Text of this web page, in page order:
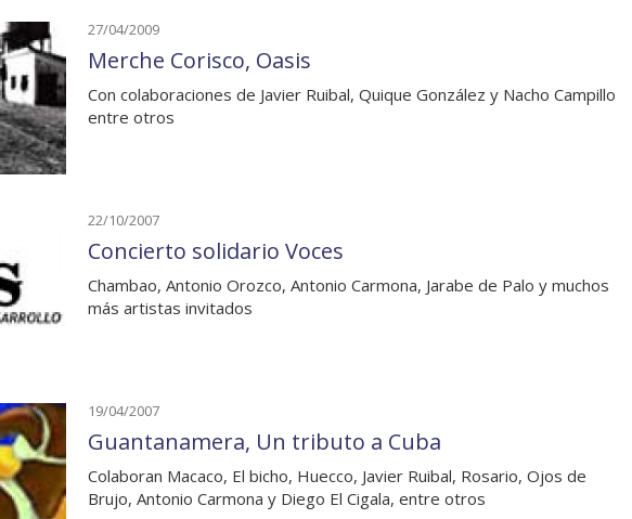
27/04/2009
Merche Corisco, Oasis
Con colaboraciones de Javier Ruibal, Quique González y Nacho Campillo
entre otros
22/10/2007
Concierto solidario Voces
Chambao, Antonio Orozco, Antonio Carmona, Jarabe de Palo y muchos
más artistas invitados
19/04/2007
Guantanamera, Un tributo a Cuba
Colaboran Macaco, El bicho, Huecco, Javier Ruibal, Rosario, Ojos de
Brujo, Antonio Carmona y Diego El Cigala, entre otros